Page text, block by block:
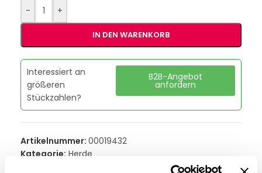
- +
IN DEN WARENKORB
Interessiert an
größeren
Stückzahlen?
B2B-Angebot
anfordern
Artikelnummer: 00019432
Kategorie: Herde